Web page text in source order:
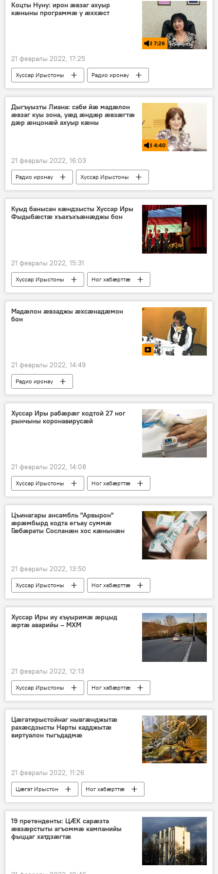
Коцты Нуну: ирон æвзаг ахуыр
кæныны программæ у æххæст
7:26
21 февралы 2022, 17:25
Хуссар Ирыстоны Радио иронау
Дыгъуызты Лиана: саби йӕ мадӕлон
ӕвзаг куы зона, уӕд ӕндӕр ӕвзӕгтӕ
дӕр ӕнцонæй ахуыр кӕны
4:40
21 февралы 2022, 16:03
Радио иронау Хуссар Ирыстоны
Куыд банысан кӕндзысты Хуссар Иры
Фыдыбӕстӕ хъахъхъӕнӕджы бон
21 февралы 2022, 15:31
Хуссар Ирыстоны Ног хабӕрттӕ
Мадæлон æвзаджы æхсæнадæмон
бон
21 февралы 2022, 14:49
Радио иронау
Хуссар Иры рабӕрӕг кодтой 27 ног
рынчыны коронавирусӕй
21 февралы 2022, 14:08
Хуссар Ирыстоны Ног хабӕрттӕ
Цъинагары ансамбль "Арвырон"
ӕрӕмбырд кодта егъау суммӕ
Гӕбӕраты Сосланӕн хос кӕнынӕн
21 февралы 2022, 13:50
Хуссар Ирыстоны Ног хабӕрттӕ
Хуссар Иры иу къуыримӕ ӕрцыд
ӕртӕ аварийы – МХМ
21 февралы 2022, 12:13
Хуссар Ирыстоны Ног хабӕрттӕ
Цӕгатирыстойнаг нывгӕнджытӕ
рахӕсдзысты Нарты кадджытӕ
виртуалон тыгъдадмӕ
21 февралы 2022, 11:26
Цӕгат Ирыстон
Ног хабӕрттӕ
Культурӕ
19 претенденты: ЦӔК сарӕзта
ӕвзӕрстыты агъоммӕ кампанийы
фыццаг хатдзӕгтӕ